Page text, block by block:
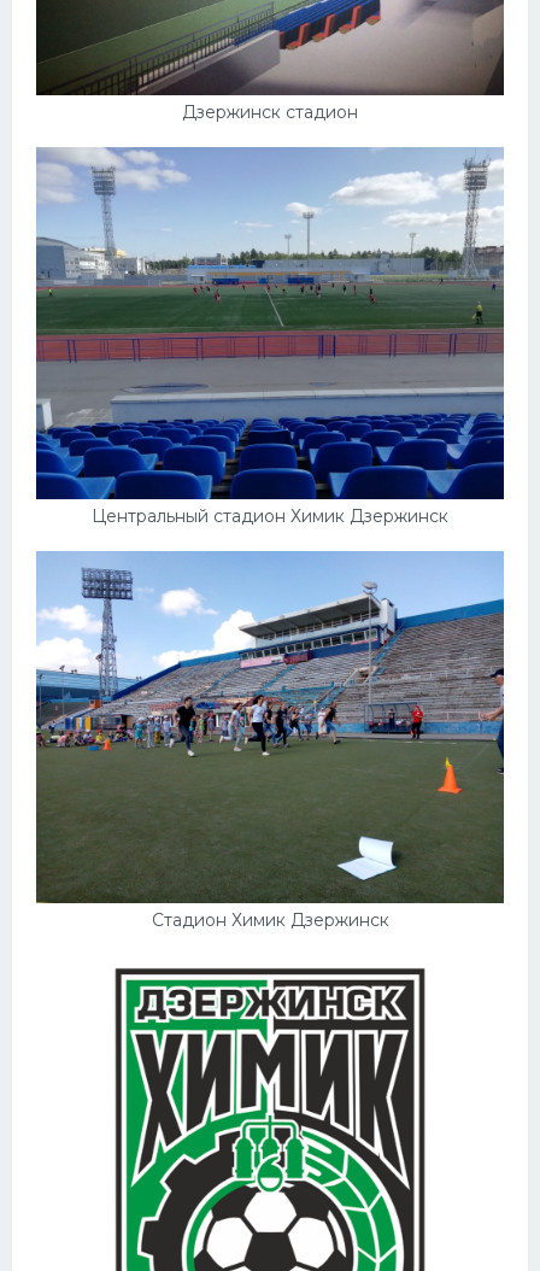
Дзержинск стадион
Центральный стадион Химик Дзержинск
Стадион Химик Дзержинск